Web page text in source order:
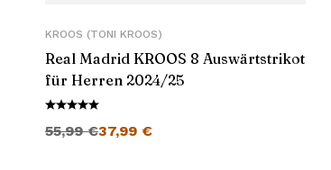
KROOS (TONI KROOS)
Real Madrid KROOS 8 Auswärtstrikot
für Herren 2024/25
55,99€37,99 €